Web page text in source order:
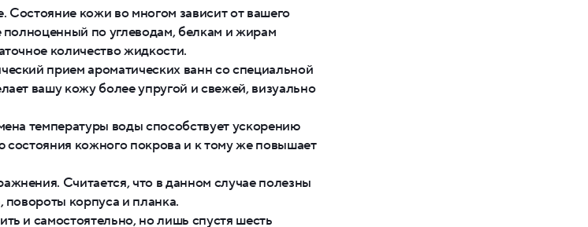
Состояние кожи во многом зависит от вашего
полноценный по углеводам, белкам и жирам
количество жидкости.
прием ароматических ванн со специальной
вашу кожу более упругой и свежей, визуально
температуры воды способствует ускорению
кожного покрова и к тому же повышает
Считается, что в данном случае полезны
корпуса и планка.
и самостоятельно, но лишь спустя шесть